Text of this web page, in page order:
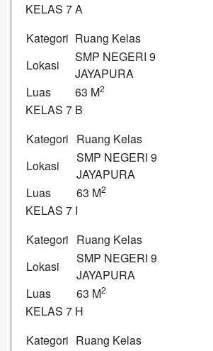
KELAS 7 A
Kategori Ruang Kelas
Lokasi
SMP NEGERI 9
JAYAPURA
Luas
63 M2
KELAS 7 B
Kategori Ruang Kelas
Lokasi
SMP NEGERI 9
JAYAPURA
Luas
63 M2
KELAS 7 I
Kategori Ruang Kelas
Lokasi
SMP NEGERI 9
JAYAPURA
Luas
63 M2
KELAS 7 H
Kategori Ruang Kelas